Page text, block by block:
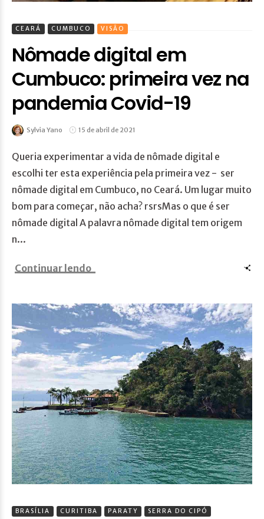
CEARÁ CUMBUCO VISÃO
Nômade digital em
Cumbuco: primeira vez na
pandemia Covid-19
Sylvia Yano 15 de abril de 2021
Queria experimentar a vida de nômade digital e
escolhi ter esta experiência pela primeira vez - ser
nômade digital em Cumbuco, no Ceará. Um lugar muito
bom para começar, não acha? rsrsMas o que é ser
nômade digital A palavra nômade digital tem origem
n...
Continuar lendo
BRASÍLIA CURITIBA PARATY SERRA DO CIPÓ